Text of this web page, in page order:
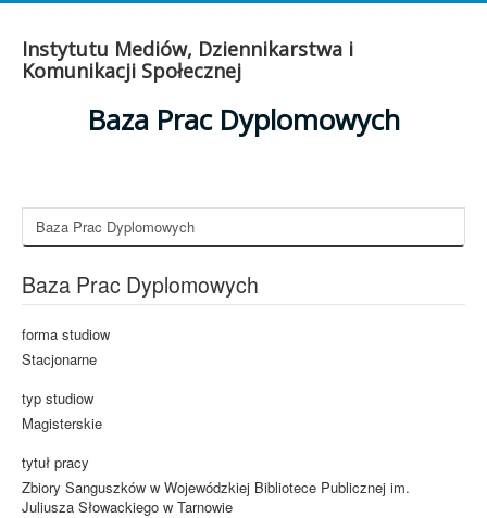
Instytutu Mediów, Dziennikarstwa i
Komunikacji Społecznej
Baza Prac Dyplomowych
Baza Prac Dyplomowych
Baza Prac Dyplomowych
forma studiow
Stacjonarne
typ studiow
Magisterskie
tytuł pracy
Zbiory Sanguszków w Wojewódzkiej Bibliotece Publicznej im.
Juliusza Słowackiego w Tarnowie